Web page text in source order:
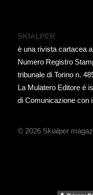
SKIALPER
è una rivista cartacea
Numero Registro
tribunale di Torino n.
La Mulatero Editore è
di Comunicazione con
© 2026 Skialper